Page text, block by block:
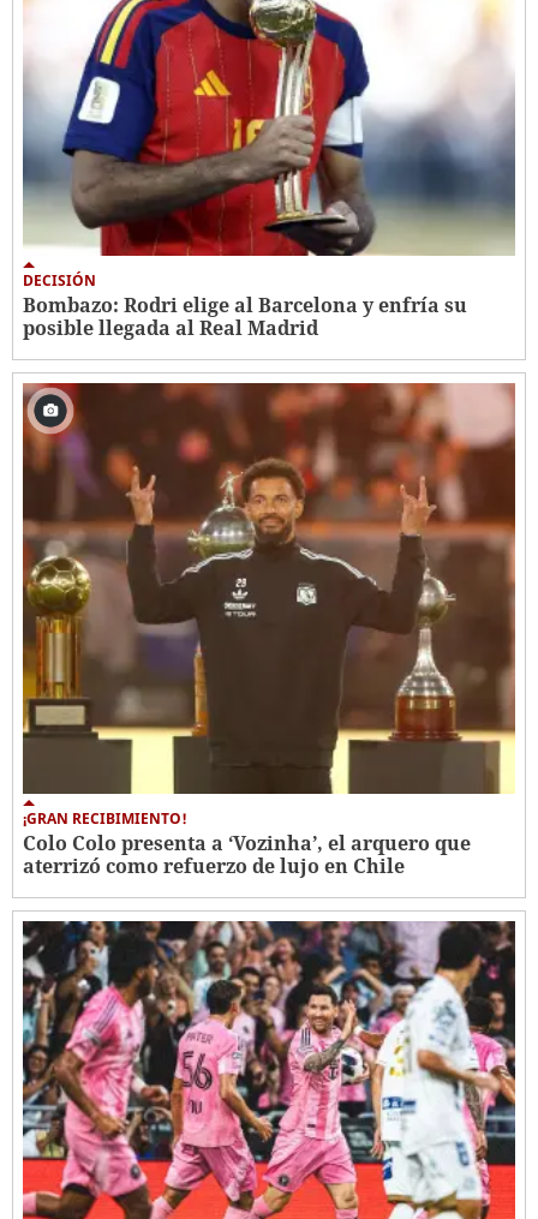
DECISIÓN
Bombazo: Rodri elige al Barcelona y enfría su
posible llegada al Real Madrid
¡GRAN RECIBIMIENTO!
Colo Colo presenta a ‘Vozinha’, el arquero que
aterrizó como refuerzo de lujo en Chile